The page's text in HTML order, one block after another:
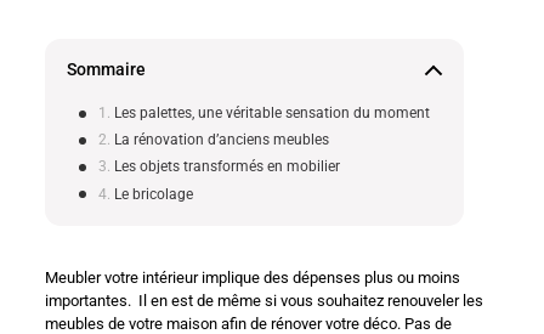
Sommaire
Les palettes, une véritable sensation du moment
La rénovation d’anciens meubles
Les objets transformés en mobilier
Le bricolage
Meubler votre intérieur implique des dépenses plus ou moins
importantes. Il en est de même si vous souhaitez renouveler les
meubles de votre maison afin de rénover votre déco. Pas de